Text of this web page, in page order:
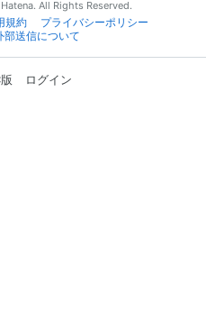
All Rights Reserved.
規約
プライバシーポリシー
部送信について
ログイン